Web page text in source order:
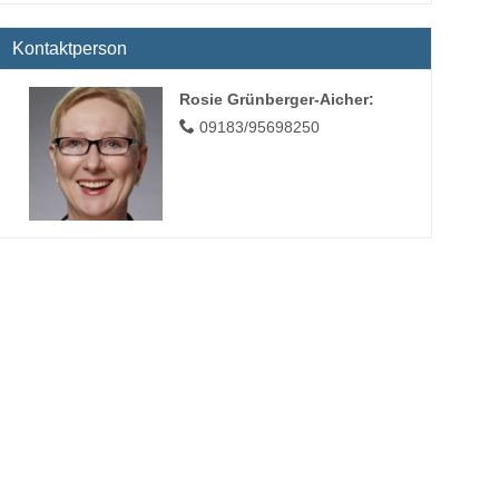
Kontaktperson
Rosie Grünberger-Aicher:
09183/95698250